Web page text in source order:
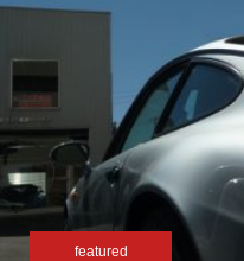
featured